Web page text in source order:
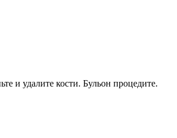
и удалите кости. Бульон процедите.